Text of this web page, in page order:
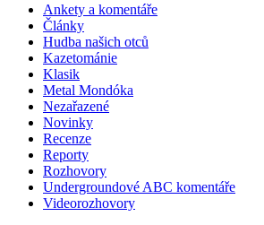
Ankety a komentáře
Články
Hudba našich otců
Kazetománie
Klasik
Metal Mondóka
Nezařazené
Novinky
Recenze
Reporty
Rozhovory
Undergroundové ABC komentáře
Videorozhovory